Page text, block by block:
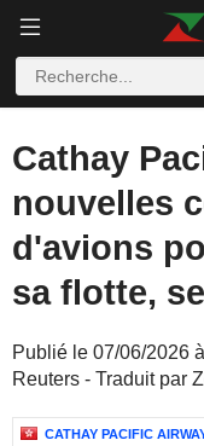
Cathay
nouvelles
d'avions
sa flotte,
Publié le 07/06/2026
Reuters - Traduit par
CATHAY PACIFIC